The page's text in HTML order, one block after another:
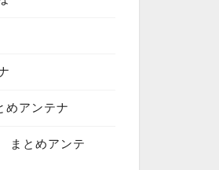
めアンテナ
まとめアンテ